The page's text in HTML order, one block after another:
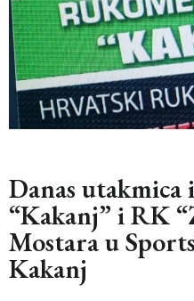
Danas
“Kakanj” i RK
Mostara u
Kakanj